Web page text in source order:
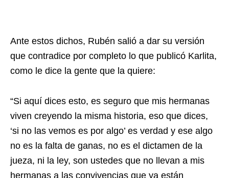
Ante estos dichos, Rubén salió a dar su versión
que contradice por completo lo que publicó Karlita,
como le dice la gente que la quiere:
“Si aquí dices esto, es seguro que mis hermanas
viven creyendo la misma historia, eso que dices,
‘si no las vemos es por algo’ es verdad y ese algo
no es la falta de ganas, no es el dictamen de la
jueza, ni la ley, son ustedes que no llevan a mis
hermanas a las convivencias que ya están